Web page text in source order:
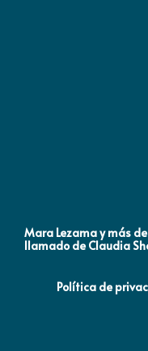
Mara Lezama y más
llamado de Claudia
Política de